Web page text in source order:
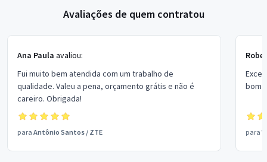
Avaliações de quem contratou
Ana Paula avaliou:
Fui muito bem atendida com um trabalho de
qualidade. Valeu a pena, orçamento grátis e não é
careiro. Obrigada!
para Antônio Santos / ZTE
bom
para